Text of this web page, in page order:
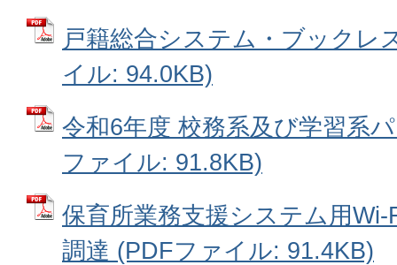
戸籍総合システム・ブックレ
イル: 94.0KB)
令和6年度 校務系及び学習系
ファイル: 91.8KB)
保育所業務支援システム用
調達 (PDFファイル: 91.4KB)